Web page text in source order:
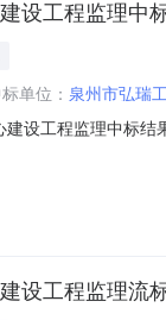
设工程监理中
单位： 泉州市弘瑞
设工程监理中标
监理工程师：范
设工程监理流